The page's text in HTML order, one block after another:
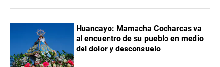
Huancayo: Mamacha Cocharcas va
al encuentro de su pueblo en medio
del dolor y desconsuelo